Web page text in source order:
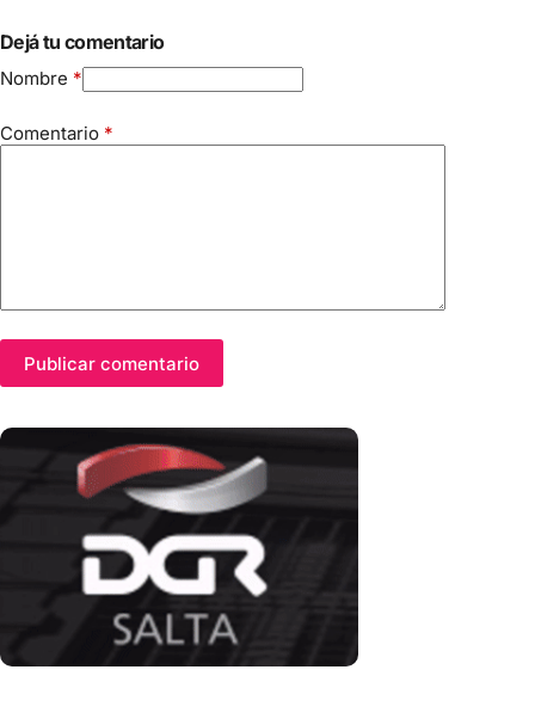
Dejá tu comentario
Nombre *
Comentario *
Publicar comentario